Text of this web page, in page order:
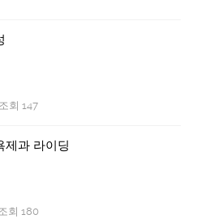
조회 147
제과 라이딩
회 180